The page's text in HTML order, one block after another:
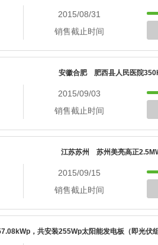
2015/08/31
销售截止时间
安徽合肥 肥西县人民医院
2015/09/03
销售截止时间
江苏苏州 苏州美亮高正
2015/09/15
销售截止时间
，共安装255Wp太阳能发电板（即光